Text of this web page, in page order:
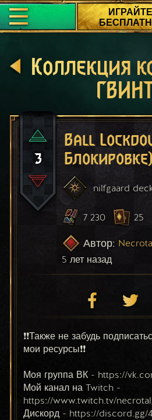
ИГРАЙТЕ
Коллекция
3
Ball
Блокировке)
nilfgaard
7 230 25
Автор:
5 лет назад
❗❗Также не забудь
мои ресурсы❗❗
Моя группа ВК - https://
Мой канал на Twitch -
https://www.twitch.tv/necrotal_
Дискорд - https://discord.gg/